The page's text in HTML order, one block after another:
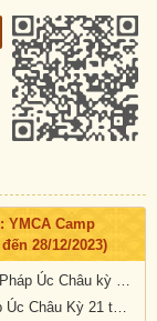
YMCA Camp
28/12/2023)
Quyết Định V/v Tổ Chức Khóa Tu Học Phật Pháp Úc Châu kỳ 21 tại Auckland, New Zealand
Thông Báo số 01 về Khóa Tu Học Phật Pháp Úc Châu Kỳ 21 tại: YMCA Camp Adair, Auckland, New Zealand